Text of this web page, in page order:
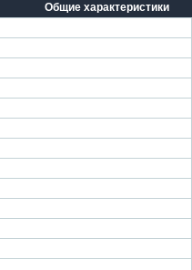
Общие характеристики